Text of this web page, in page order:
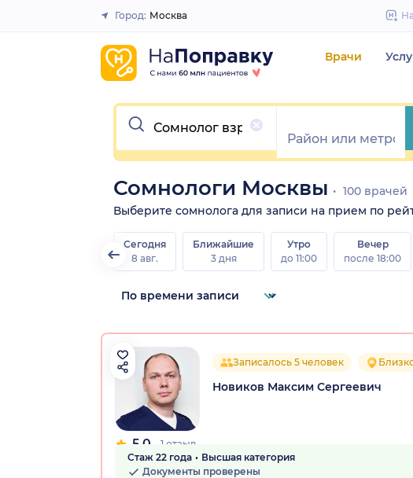
Закрыть
Город: Москва
Врачи
Очистить
Сомнологи Москвы
100 врачей
Выберите сомнолога для записи на прием по
Сегодня
8 авг.
Ближайшие
3 дня
Утро
до 11:00
Вечер
после 18:00
5.0 1 отзыв
Записалось 5 человек
Новиков Максим Сергеевич
Стаж 22 года
Высшая категория
Документы проверены